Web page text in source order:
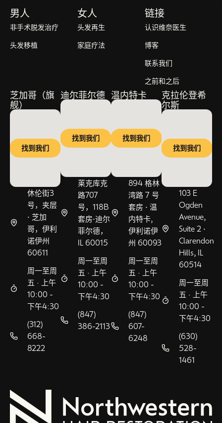
男人
非手术脱发治疗
头发移植
女人
头发再生
家庭疗法
链接
认识维奈医生
博客
联系我们
之前和之后
芝加哥（旗
舰）
找到我们
休伦街3
号，夹层
• 芝加
哥，伊利
诺伊州
60611
周一至周
五 · 上午
10:00 -
下午4:30
(312)
668-
8222
迪尔菲尔德
找到我们
莱克库克
路707
号，118B
套房•迪尔
菲尔德，
IL 60015
周一至周
五 · 上午
10:00 -
下午4:30
(847)
386-2113
温内特卡
找到我们
894 格林
湾路 7 号
套房 • 温
内特卡,
伊利诺伊
州 60093
周一至周
五 · 上午
10:00 -
下午4:30
(847)
607-
6248
克拉伦登希
尔斯
找到我们
103 E
Ogden
Avenue,
Suite 2 •
Clarendon
Hills, IL
60514
周一至周
五 · 上午
10:00 -
下午4:30
(630)
528-
1461